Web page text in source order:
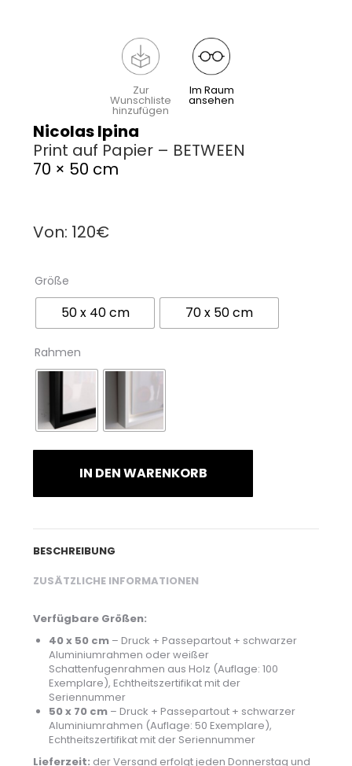
Zur
Wunschliste
hinzufügen
Im Raum
ansehen
Nicolas Ipina
Print auf Papier – BETWEEN
70 × 50 cm
Von: 120€
Größe
50 x 40 cm 70 x 50 cm
Rahmen
IN DEN WARENKORB
BESCHREIBUNG
ZUSÄTZLICHE INFORMATIONEN
Verfügbare Größen:
40 x 50 cm – Druck + Passepartout + schwarzer
Aluminiumrahmen oder weißer
Schattenfugenrahmen aus Holz (Auflage: 100
Exemplare), Echtheitszertifikat mit der
Seriennummer
50 x 70 cm – Druck + Passepartout + schwarzer
Aluminiumrahmen (Auflage: 50 Exemplare),
Echtheitszertifikat mit der Seriennummer
Lieferzeit: der Versand erfolgt jeden Donnerstag und